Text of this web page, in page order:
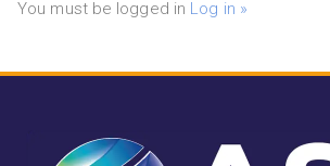
You must be logged in Log in »